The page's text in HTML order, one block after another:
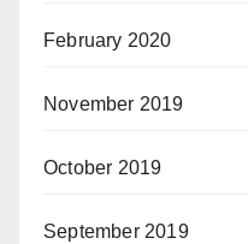
February 2020
November 2019
October 2019
September 2019